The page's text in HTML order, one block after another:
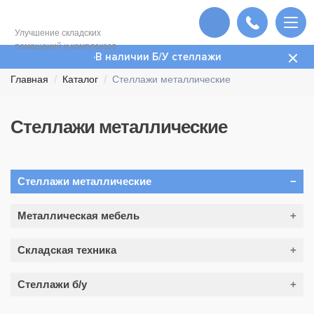
Улучшение складских
помещений и комплексов
В наличии Б/У стеллажи
Главная Каталог Стеллажи металлические
Стеллажи металлические9)
Стеллажи металлические
Среднегрузовые
Металлическая мебель
Шкафы для сумок (сумочницы)
Складская техника
Стеллажи б/у